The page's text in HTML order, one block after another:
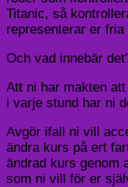
Titanic, så
representerar er fria
Och vad innebär
Att ni har makten
i varje stund har ni
Avgör ifall ni vill
ändra kurs på ert
ändrad kurs genom
som ni vill för er